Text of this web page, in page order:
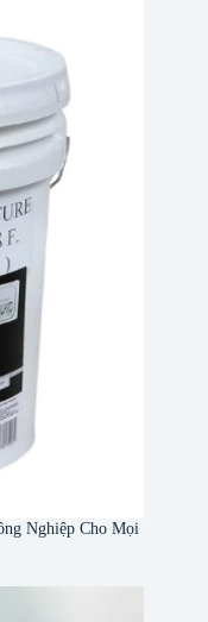
Nghiệp Cho Mọi